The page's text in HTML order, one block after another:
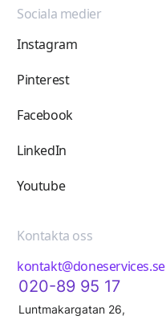
Sociala medier
Instagram
Pinterest
Facebook
LinkedIn
Youtube
Kontakta oss
kontakt@doneservices.se
020-89 95 17
Luntmakargatan 26,